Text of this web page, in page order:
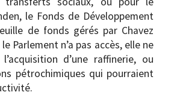
le Fonds de Développement
de fonds gérés par Chavez
Parlement n’a pas accès, elle ne
d’une raffinerie, ou
pétrochimiques qui pourraient